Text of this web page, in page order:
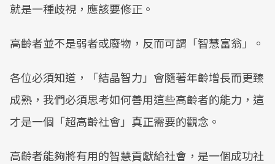
就是一種歧視，應該要修正。
高齡者並不是弱者或廢物，反而可謂「智慧富翁」。
各位必須知道，「結晶智力」會隨著年齡增長而更臻
成熟，我們必須思考如何善用這些高齡者的能力，這
才是一個「超高齡社會」真正需要的觀念。
高齡者能夠將有用的智慧貢獻給社會，是一個成功社